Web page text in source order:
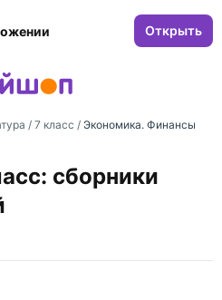
Открыть
/ 7 класс / Экономика. Финансы
сборники